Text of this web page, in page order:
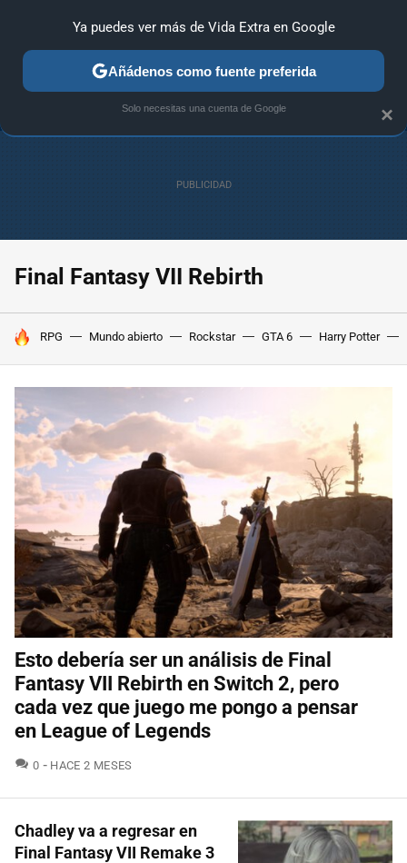
ANÁLISIS GUÍAS Y TRUCOS PC SONY NINTENDO
Final Fantasy VII Rebirth
HOY SE HABLA DE
RPG Mundo abierto Rockstar GTA 6 Harry Potter
Esto debería ser un análisis de Final
Fantasy VII Rebirth en Switch 2, pero
cada vez que juego me pongo a pensar
en League of Legends
0 COMENTARIOS
HACE 2 MESES
Chadley va a regresar en
Final Fantasy VII Remake 3
×
Ya puedes ver más de Vida Extra en Google
Añádenos como fuente preferida
Solo necesitas una cuenta de Google